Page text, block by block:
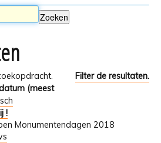
Filter de resultaten.
(meest
!
Monumentendagen 2018